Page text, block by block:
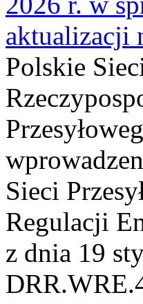
aktualizacji
Polskie
Sieci
Regulacji
z dnia 19